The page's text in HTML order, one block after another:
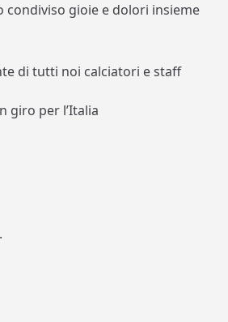
condiviso gioie e dolori insieme
di tutti noi calciatori e staff
giro per l’Italia